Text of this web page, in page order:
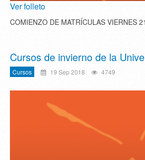
Ver folleto
COMIENZO DE MATRÍCULAS VIERNES
Cursos de invierno de la
Cursos 19 Sep 2018 4749